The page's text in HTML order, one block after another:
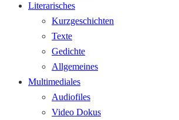
Literarisches
Kurzgeschichten
Texte
Gedichte
Allgemeines
Multimediales
Audiofiles
Video Dokus